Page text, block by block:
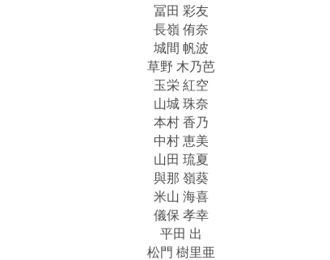
冨田 彩友
長嶺 侑奈
城間 帆波
草野 木乃芭
玉栄 紅空
山城 珠奈
本村 香乃
中村 恵美
山田 琉夏
與那 嶺葵
米山 海喜
儀保 孝幸
平田 出
松門 樹里亜